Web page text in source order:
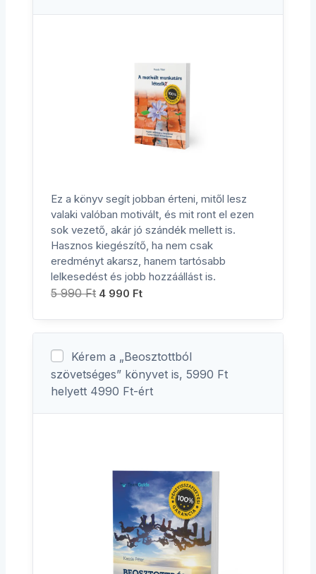
Ez a könyv segít jobban érteni, mitől lesz
valaki valóban motivált, és mit ront el ezen
sok vezető, akár jó szándék mellett is.
Hasznos kiegészítő, ha nem csak
eredményt akarsz, hanem tartósabb
lelkesedést és jobb hozzáállást is.
5 990Ft 4 990 Ft
Kérem a „Beosztottból
szövetséges” könyvet is, 5990 Ft
helyett 4990 Ft-ért